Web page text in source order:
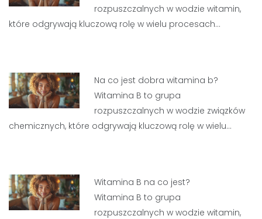
rozpuszczalnych w wodzie witamin,
które odgrywają kluczową rolę w wielu procesach…
Na co jest dobra witamina b?
Witamina B to grupa
rozpuszczalnych w wodzie związków
chemicznych, które odgrywają kluczową rolę w wielu…
Witamina B na co jest?
Witamina B to grupa
rozpuszczalnych w wodzie witamin,